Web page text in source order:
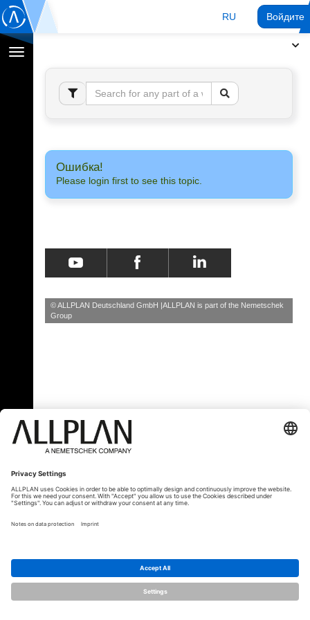
RU Войдите
Переключение
навигации
Ошибка!
Please login first to see this topic.
© ALLPLAN Deutschland GmbH ALLPLAN is part of the Nemetschek
Group